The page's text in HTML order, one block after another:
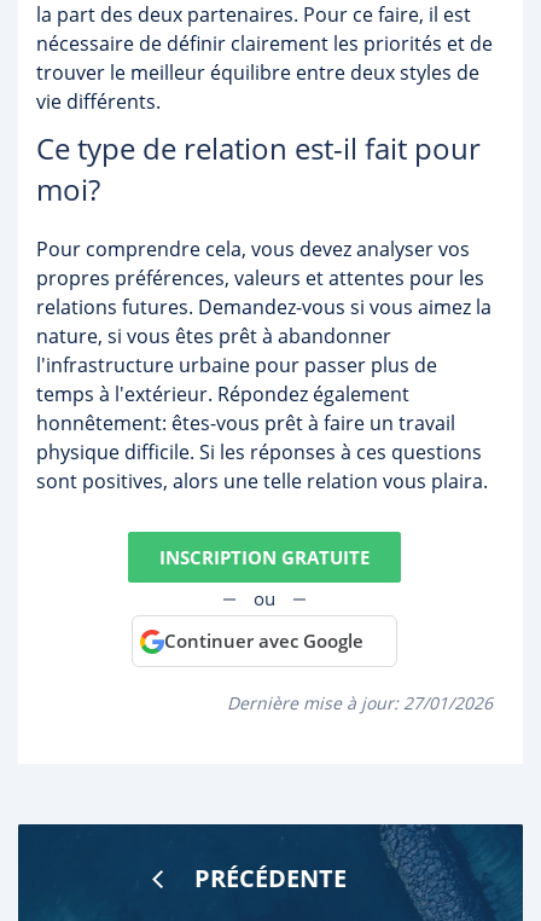
la part des deux partenaires. Pour ce faire, il est
nécessaire de définir clairement les priorités et de
trouver le meilleur équilibre entre deux styles de
vie différents.
Ce type de relation est-il fait pour
moi?
Pour comprendre cela, vous devez analyser vos
propres préférences, valeurs et attentes pour les
relations futures. Demandez-vous si vous aimez la
nature, si vous êtes prêt à abandonner
l'infrastructure urbaine pour passer plus de
temps à l'extérieur. Répondez également
honnêtement: êtes-vous prêt à faire un travail
physique difficile. Si les réponses à ces questions
sont positives, alors une telle relation vous plaira.
INSCRIPTION GRATUITE
ou
Continuer avec Google
Dernière mise à jour:27/01/2026
PRÉCÉDENTE